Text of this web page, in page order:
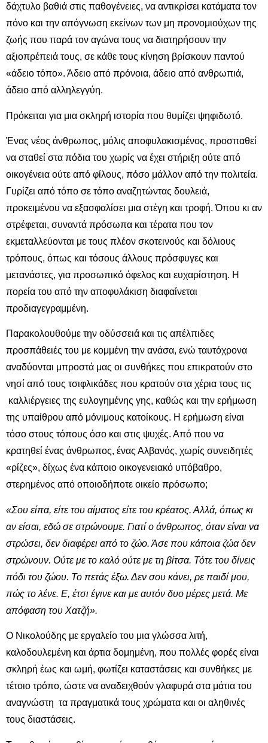
δάχτυλο βαθιά στις παθογένειες, να αντικρίσει κατάματα τον
πόνο και την απόγνωση εκείνων των μη προνομιούχων της
ζωής που παρά τον αγώνα τους να διατηρήσουν την
αξιοπρέπειά τους, σε κάθε τους κίνηση βρίσκουν παντού
«άδειο τόπο». Άδειο από πρόνοια, άδειο από ανθρωπιά,
άδειο από αλληλεγγύη.
Πρόκειται για μια σκληρή ιστορία που θυμίζει ψηφιδωτό.
Ένας νέος άνθρωπος, μόλις αποφυλακισμένος, προσπαθεί
να σταθεί στα πόδια του χωρίς να έχει στήριξη ούτε από
οικογένεια ούτε από φίλους, πόσο μάλλον από την πολιτεία.
Γυρίζει από τόπο σε τόπο αναζητώντας δουλειά,
προκειμένου να εξασφαλίσει μια στέγη και τροφή. Όπου κι αν
στρέφεται, συναντά πρόσωπα και τέρατα που τον
εκμεταλλεύονται με τους πλέον σκοτεινούς και δόλιους
τρόπους, όπως και τόσους άλλους πρόσφυγες και
μετανάστες, για προσωπικό όφελος και ευχαρίστηση. Η
πορεία του από την αποφυλάκιση διαφαίνεται
προδιαγεγραμμένη.
Παρακολουθούμε την οδύσσειά και τις απέλπιδες
προσπάθειές του με κομμένη την ανάσα, ενώ ταυτόχρονα
αναδύονται μπροστά μας οι συνθήκες που επικρατούν στο
νησί από τους τσιφλικάδες που κρατούν στα χέρια τους τις
καλλιέργειες της ευλογημένης γης, καθώς και την ερήμωση
της υπαίθρου από μόνιμους κατοίκους. Η ερήμωση είναι
τόσο στους τόπους όσο και στις ψυχές. Από που να
κρατηθεί ένας άνθρωπος, ένας Αλβανός, χωρίς συνειδητές
«ρίζες», δίχως ένα κάποιο οικογενειακό υπόβαθρο,
στερημένος από οποιοδήποτε οικείο πρόσωπο;
«Σου είπα, είτε του αίματος είτε του κρέατος. Αλλά, όπως κι
αν είσαι, εδώ σε στρώνουμε. Γιατί ο άνθρωπος, όταν είναι να
στρώσει, δεν διαφέρει από το ζώο. Άσε που κάποια ζώα δεν
στρώνουν. Ούτε με το καλό ούτε με τη βίτσα. Τότε του δίνεις
πόδι του ζώου. Το πετάς έξω. Δεν σου κάνει, ρε παιδί μου,
πώς το λένε. Ε, έτσι έγινε και με αυτόν δυο μέρες μετά. Με
απόφαση του Χατζή».
Ο Νικολούδης με εργαλείο του μια γλώσσα λιτή,
καλοδουλεμένη και άρτια δομημένη, που πολλές φορές είναι
σκληρή έως και ωμή, φωτίζει καταστάσεις και συνθήκες με
τέτοιο τρόπο, ώστε να αναδειχθούν γλαφυρά στα μάτια του
αναγνώστη τα πραγματικά τους χρώματα και οι αληθινές
τους διαστάσεις.